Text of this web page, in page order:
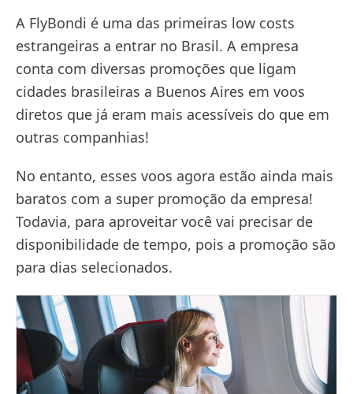
A FlyBondi é uma das primeiras low costs
estrangeiras a entrar no Brasil. A empresa
conta com diversas promoções que ligam
cidades brasileiras a Buenos Aires em voos
diretos que já eram mais acessíveis do que em
outras companhias!
No entanto, esses voos agora estão ainda mais
baratos com a super promoção da empresa!
Todavia, para aproveitar você vai precisar de
disponibilidade de tempo, pois a promoção são
para dias selecionados.